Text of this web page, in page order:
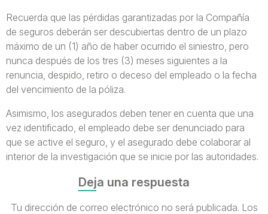
Recuerda que las pérdidas garantizadas por la Compañía
de seguros deberán ser descubiertas dentro de un plazo
máximo de un (1) año de haber ocurrido el siniestro, pero
nunca después de los tres (3) meses siguientes a la
renuncia, despido, retiro o deceso del empleado o la fecha
del vencimiento de la póliza.
Asimismo, los asegurados deben tener en cuenta que una
vez identificado, el empleado debe ser denunciado para
que se active el seguro, y el asegurado debe colaborar al
interior de la investigación que se inicie por las autoridades.
Deja una respuesta
Tu dirección de correo electrónico no será publicada. Los